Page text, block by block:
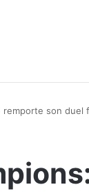
remporte son duel